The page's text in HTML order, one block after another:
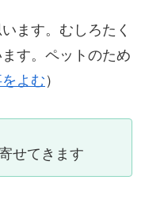
ます。むしろたく
す。ペットのため
よむ ）
せてきます